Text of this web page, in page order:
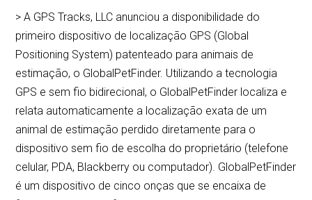
> A GPS Tracks, LLC anunciou a disponibilidade do
primeiro dispositivo de localização GPS (Global
Positioning System) patenteado para animais de
estimação, o GlobalPetFinder. Utilizando a tecnologia
GPS e sem fio bidirecional, o GlobalPetFinder localiza e
relata automaticamente a localização exata de um
animal de estimação perdido diretamente para o
dispositivo sem fio de escolha do proprietário (telefone
celular, PDA, Blackberry ou computador). GlobalPetFinder
é um dispositivo de cinco onças que se encaixa de